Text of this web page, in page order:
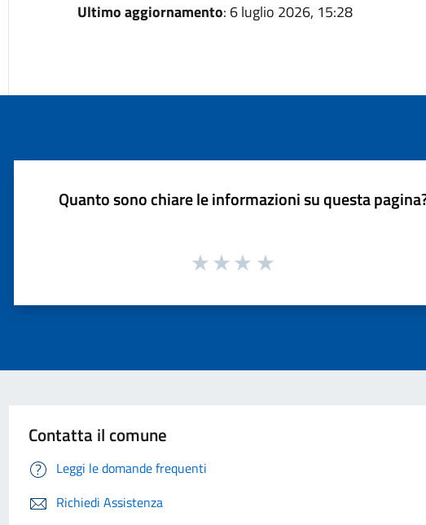
Ultimo aggiornamento: 6 luglio 2026, 15:28
Quanto sono chiare le informazioni su questa
Contatta il comune
Leggi le domande frequenti
Richiedi Assistenza